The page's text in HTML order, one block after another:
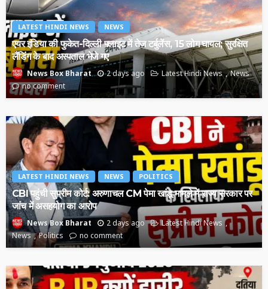
LATEST HINDI NEWS NEWS
एयर इंडिया की फुकेत-दिल्ली फ्लाइट में तेज टर्बुलेंस, 15 लोग घायल; सुरक्षित
लैंडिंग के बाद अस्पताल भेजे गए
News Box Bharat 2 days ago Latest Hindi News
News
no comment
LATEST HINDI NEWS NEWS POLITICS
CBI पहुंची सुप्रीम कोर्ट: अरुणाचल CM पेमा खांडू मामले में राज्य सरकार पर
जांच में असहयोग का आरोप
News Box Bharat 2 days ago
Latest Hindi News
News
Politics no comment